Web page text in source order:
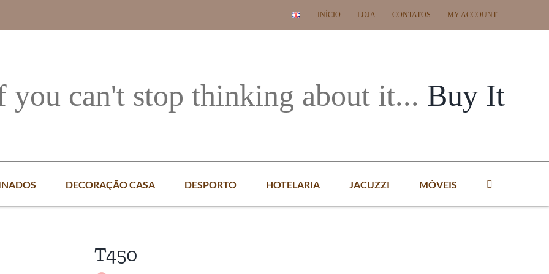
INÍCIO LOJA CONTATOS MY ACCOUNT
you can't stop thinking about it... Buy It
DECORAÇÃO CASA DESPORTO HOTELARIA JACUZZI MÓVEIS
T450